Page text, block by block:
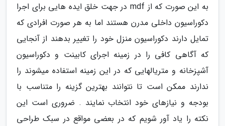
به این صورت که از mdf در جهت خلق ایده هایی برای اجرا
دکوراسیون داخلی مدرن هستند اما به هر صورت افرادی که
تمایل دارند دکوراسیون منزل خود را تغییر بدهند از آنجایی
که آگاهی کافی را در زمینه اجرای کابینت و دکوراسیون
آشپزخانه و متریالهایی که در این زمینه استفاده میشوند را
ندارند ممکن است تا نتوانند بهترین گزینه را متناسب با
بودجه و نیازهای خود انتخاب نمایند . ضروری است این
نکته را یاد آور شویم که در بعضی مواقع در سبک طراحی